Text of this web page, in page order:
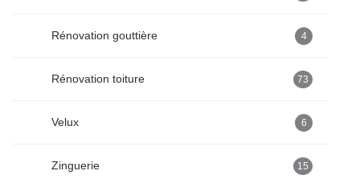
Rénovation gouttière 4
Rénovation toiture 73
Velux 6
Zinguerie 15